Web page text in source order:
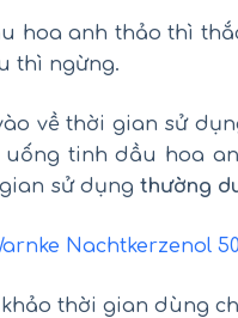
hoa anh thảo thì
thì ngừng.
về thời gian sử
tinh dầu hoa
sử dụng thường
Nachtkerzenol
thời gian dùng